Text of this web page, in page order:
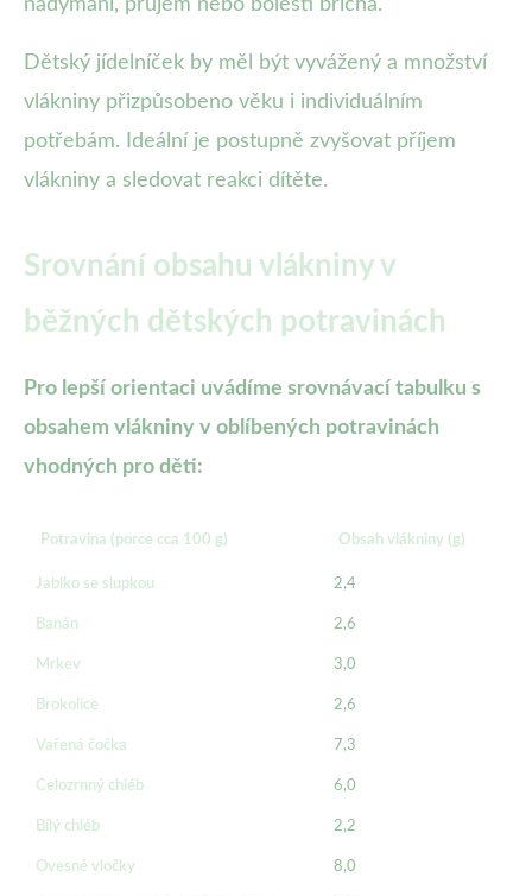
nadýmání, průjem nebo bolesti břicha.
Dětský jídelníček by měl být vyvážený a množství
vlákniny přizpůsobeno věku i individuálním
potřebám. Ideální je postupně zvyšovat příjem
vlákniny a sledovat reakci dítěte.
Srovnání obsahu vlákniny v
běžných dětských potravinách
Pro lepší orientaci uvádíme srovnávací tabulku s
obsahem vlákniny v oblíbených potravinách
vhodných pro děti:
Potravina (porce cca 100 g) Obsah vlákniny (g)
Jablko se slupkou 2,4
Banán 2,6
Mrkev 3,0
Brokolice 2,6
Vařená čočka 7,3
Celozrnný chléb 6,0
Bílý chléb 2,2
Ovesné vločky 8,0